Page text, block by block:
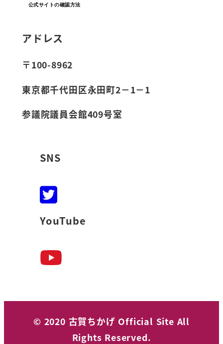
公式サイトの確認方法
アドレス
〒100-8962
東京都千代田区永田町2－1－1
参議院議員会館409号室
SNS
YouTube
© 2020 古賀ちかげ Official Site All
Rights Reserved.